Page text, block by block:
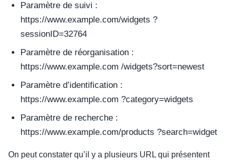
Paramètre de suivi :
https://www.example.com/widgets ?
sessionID=32764
Paramètre de réorganisation :
https://www.example.com /widgets?sort=newest
Paramètre d’identification :
https://www.example.com ?category=widgets
Paramètre de recherche :
https://www.example.com/products ?search=widget
On peut constater qu’il y a plusieurs URL qui présentent